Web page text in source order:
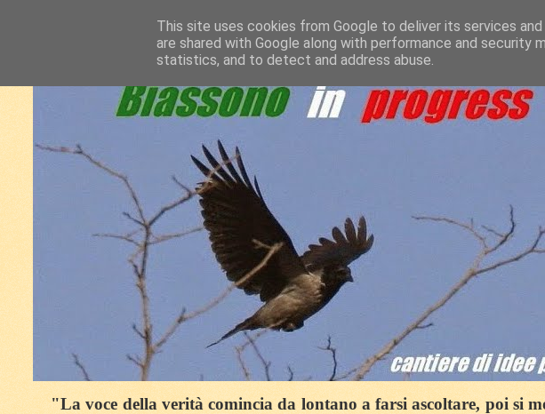
"La voce della verità comincia da lontano a farsi ascoltare, poi si
This site uses cookies from Google to deliver its services
are shared with Google along with performance and security
statistics, and to detect and address abuse.